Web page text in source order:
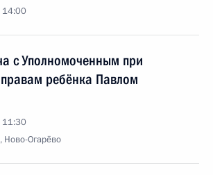
14:00
с Уполномоченным при
ребёнка Павлом
11:30
Ново-Огарёво